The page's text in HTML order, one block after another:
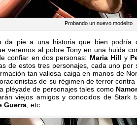
Probando un nuevo modelito
da pie a una historia que bien podría
veremos al pobre Tony en una huida
confiar en dos personas: Maria Hill y
de estos tres personajes, cada uno
tan valiosa caiga en manos de
de su régimen de terror
pléyade de personajes tales como
viejos amigos y conocidos de Stark
Guerra , etc…